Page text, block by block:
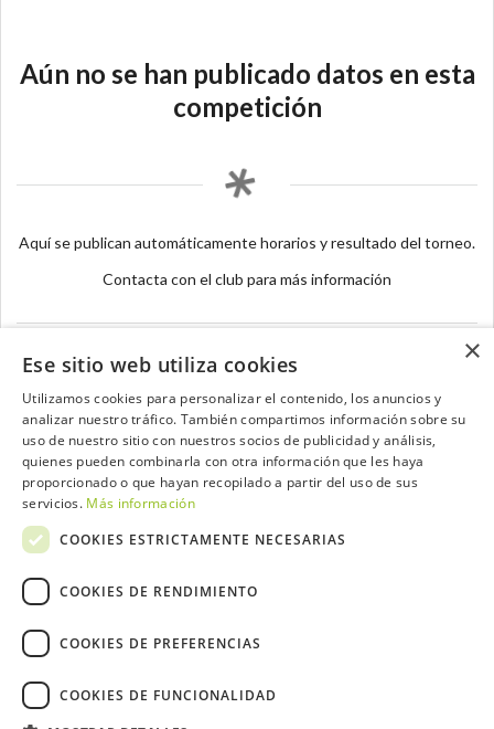
Aún no se han publicado datos en esta
competición
Aquí se publican automáticamente horarios y resultado del torneo.
Contacta con el club para más información
Contacta con el equipo de NextCaddy
Opina Contacta
×
Ese sitio web utiliza cookies
Utilizamos cookies para personalizar el contenido, los anuncios y
analizar nuestro tráfico. También compartimos información sobre su
uso de nuestro sitio con nuestros socios de publicidad y análisis,
quienes pueden combinarla con otra información que les haya
proporcionado o que hayan recopilado a partir del uso de sus
servicios. Más información
COOKIES ESTRICTAMENTE NECESARIAS
COOKIES DE RENDIMIENTO
COOKIES DE PREFERENCIAS
COOKIES DE FUNCIONALIDAD